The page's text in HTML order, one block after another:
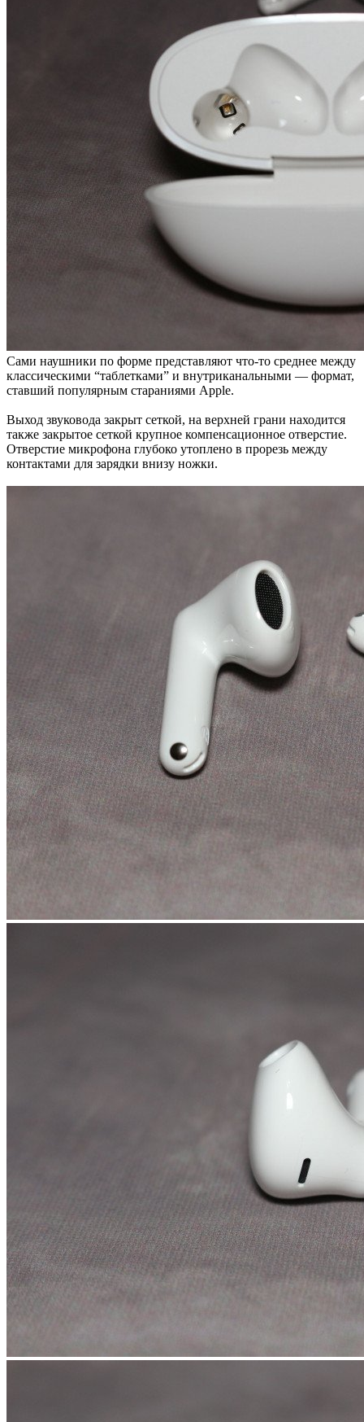
Сами наушники по форме представляют что-то среднее между
классическими “таблетками” и внутриканальными — формат,
ставший популярным стараниями Apple.
Выход звуковода закрыт сеткой, на верхней грани находится
также закрытое сеткой крупное компенсационное отверстие.
Отверстие микрофона глубоко утоплено в прорезь между
контактами для зарядки внизу ножки.